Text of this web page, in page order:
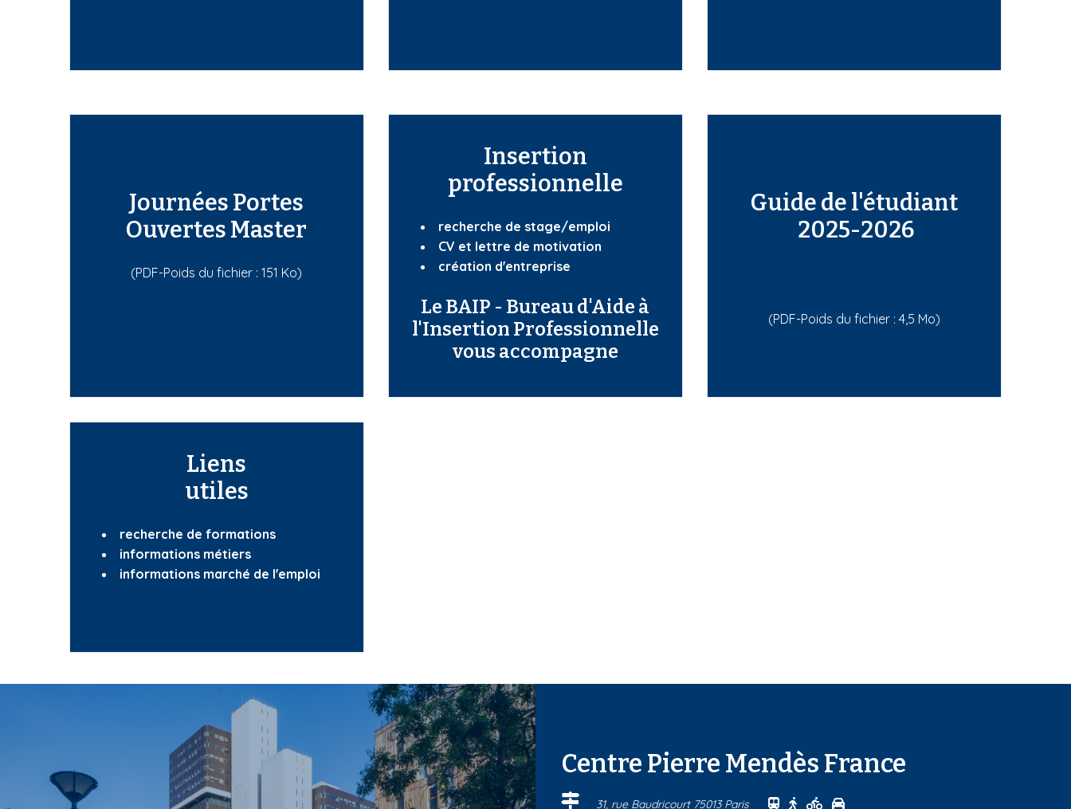
Journées Portes
Ouvertes Master
(PDF-Poids du fichier : 151 Ko)
Insertion
professionnelle
recherche de stage/emploi
CV et lettre de motivation
création d'entreprise
Le BAIP - Bureau d'Aide à
l'Insertion Professionnelle
vous accompagne
Guide de l'étudiant
2025-2026
(PDF-Poids du fichier : 4,5 Mo)
Liens
utiles
recherche de formations
informations métiers
informations marché de l'emploi
Centre Pierre Mendès France
31, rue Baudricourt 75013 Paris Se rendre au centre Centre Pierre Mendès
Se rendre au centre Centre Pierre Mendès
Se rendre au centre Centre Pierre
Se rendre au centre Centre Pierre